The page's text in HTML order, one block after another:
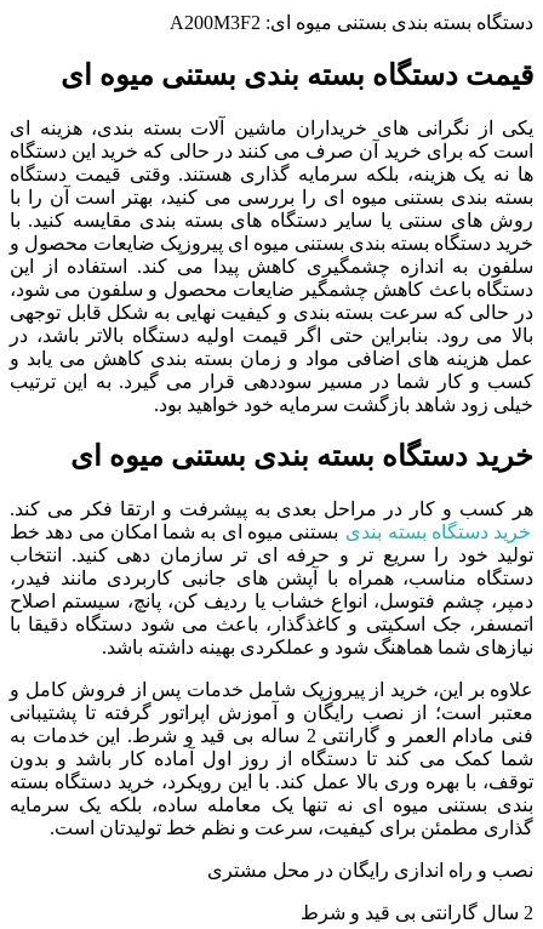
دستگاه بسته بندی بستنی میوه ای: A200M3F2
قیمت دستگاه بسته بندی بستنی میوه ای
یکی از نگرانی های خریداران ماشین آلات بسته بندی، هزینه ای
است که برای خرید آن صرف می کنند در حالی که خرید این دستگاه
ها نه یک هزینه، بلکه سرمایه گذاری هستند. وقتی قیمت دستگاه
بسته بندی بستنی میوه ای را بررسی می کنید، بهتر است آن را با
روش های سنتی یا سایر دستگاه های بسته بندی مقایسه کنید. با
خرید دستگاه بسته بندی بستنی میوه ای پیروزپک ضایعات محصول و
سلفون به اندازه چشمگیری کاهش پیدا می کند. استفاده از این
دستگاه باعث کاهش چشمگیر ضایعات محصول و سلفون می شود،
در حالی که سرعت بسته بندی و کیفیت نهایی به شکل قابل توجهی
بالا می رود. بنابراین حتی اگر قیمت اولیه دستگاه بالاتر باشد، در
عمل هزینه های اضافی مواد و زمان بسته بندی کاهش می یابد و
کسب و کار شما در مسیر سوددهی قرار می گیرد. به این ترتیب
خیلی زود شاهد بازگشت سرمایه خود خواهید بود.
خرید دستگاه بسته بندی بستنی میوه ای
هر کسب و کار در مراحل بعدی به پیشرفت و ارتقا فکر می کند.
خرید دستگاه بسته بندی بستنی میوه ای به شما امکان می دهد خط
تولید خود را سریع تر و حرفه ای تر سازمان دهی کنید. انتخاب
دستگاه مناسب، همراه با آپشن های جانبی کاربردی مانند فیدر،
دمپر، چشم فتوسل، انواع خشاب یا ردیف کن، پانچ، سیستم اصلاح
اتمسفر، جک اسکیتی و کاغذگذار، باعث می شود دستگاه دقیقا با
نیازهای شما هماهنگ شود و عملکردی بهینه داشته باشد.
علاوه بر این، خرید از پیروزپک شامل خدمات پس از فروش کامل و
معتبر است؛ از نصب رایگان و آموزش اپراتور گرفته تا پشتیبانی
فنی مادام العمر و گارانتی 2 ساله بی قید و شرط. این خدمات به
شما کمک می کند تا دستگاه از روز اول آماده کار باشد و بدون
توقف، با بهره وری بالا عمل کند. با این رویکرد، خرید دستگاه بسته
بندی بستنی میوه ای نه تنها یک معامله ساده، بلکه یک سرمایه
گذاری مطمئن برای کیفیت، سرعت و نظم خط تولیدتان است.
نصب و راه اندازی رایگان در محل مشتری
2 سال گارانتی بی قید و شرط